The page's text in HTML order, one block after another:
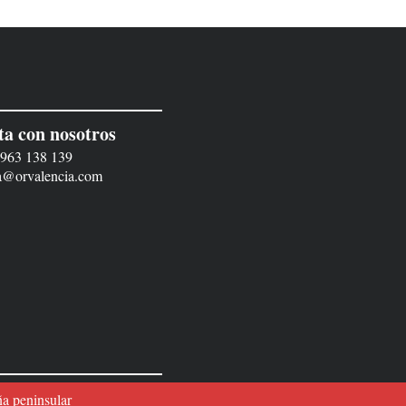
peninsular
con nosotros
963 138 139